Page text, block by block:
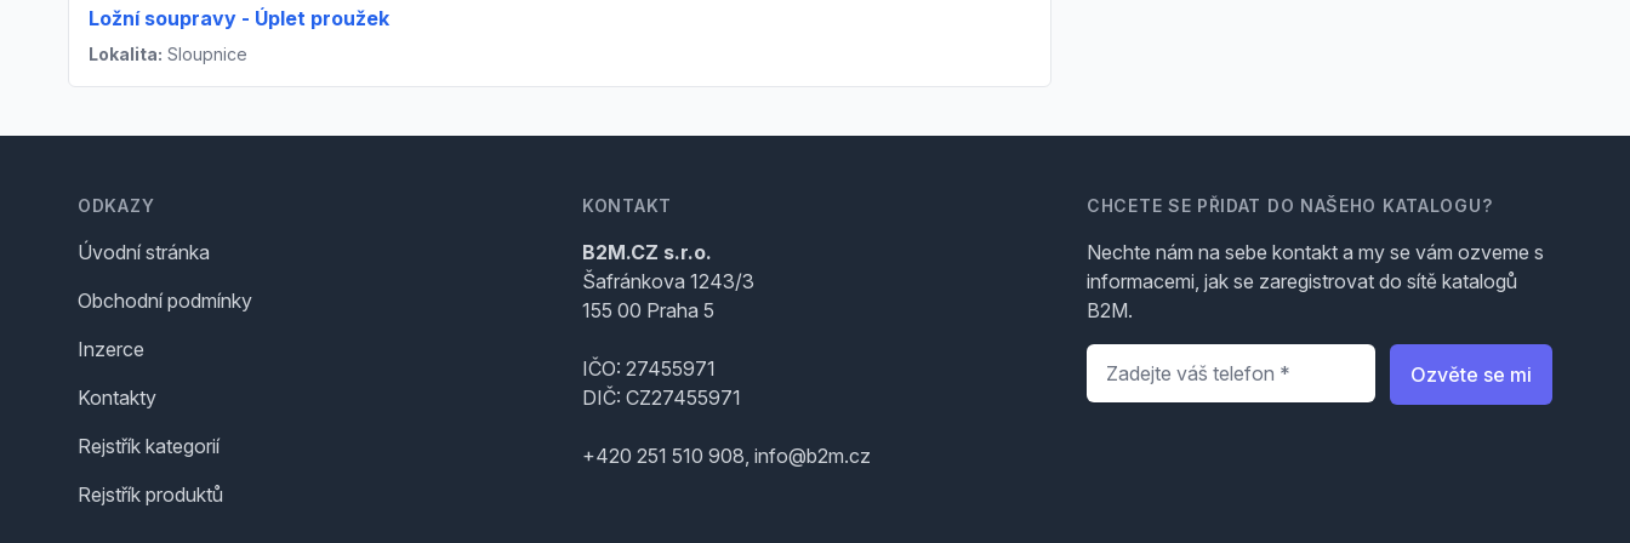
Ložní soupravy - Úplet proužek
Lokalita: Sloupnice
ODKAZY
Úvodní stránka
Obchodní podmínky
Inzerce
Kontakty
Rejstřík kategorií
Rejstřík produktů
KONTAKT
B2M.CZ s.r.o.
Šafránkova 1243/3
155 00 Praha 5
IČO: 27455971
DIČ: CZ27455971
+420 251 510 908, info@b2m.cz
CHCETE SE PŘIDAT DO NAŠEHO KATALOGU?
Nechte nám na sebe kontakt a my se vám ozveme s
informacemi, jak se zaregistrovat do sítě katalogů
B2M.
Telefon
Ozvěte se mi